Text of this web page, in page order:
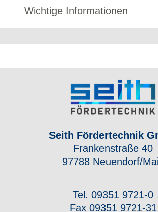
Wichtige Informationen
Seith Fördertechnik
Frankenstraße 40
97788 Neuendorf/
Tel. 09351 9721-0
Fax 09351 9721-31